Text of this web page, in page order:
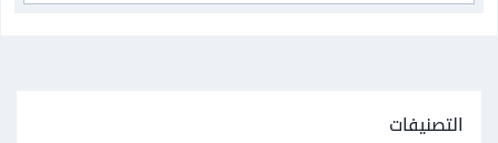
التصنيفات